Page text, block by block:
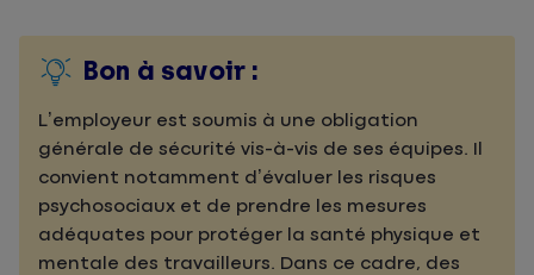
Bon à savoir :
L’employeur est soumis à une obligation
générale de sécurité vis-à-vis de ses équipes. Il
convient notamment d’évaluer les risques
psychosociaux et de prendre les mesures
adéquates pour protéger la santé physique et
mentale des travailleurs. Dans ce cadre, des